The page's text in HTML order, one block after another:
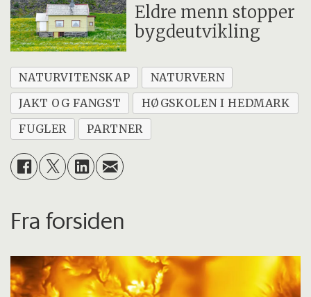
Eldre menn stopper
bygdeutvikling
NATURVITENSKAP
NATURVERN
JAKT OG FANGST
HØGSKOLEN I HEDMARK
FUGLER
PARTNER
Fra forsiden